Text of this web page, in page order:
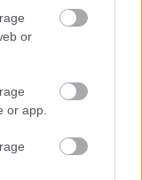
or
or app.